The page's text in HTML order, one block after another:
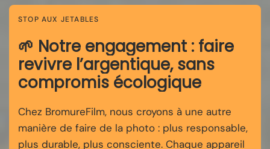
STOP AUX JETABLES
🌱 Notre engagement : faire
revivre l’argentique, sans
compromis écologique
Chez BromureFilm, nous croyons à une autre
manière de faire de la photo : plus responsable,
plus durable, plus consciente. Chaque appareil